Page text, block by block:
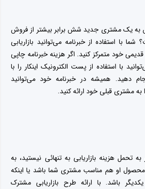
به یک مشتری جدید شش برابر بیشتر از فروش
با استفاده از خبرنامه می‌توانید بازاریابی
خود متمرکز کنید. اگر هزینه خبرنامه چاپی
با استفاده از پست الکترونیک اینکار را با
دهید. همیشه در خبرنامه خود می‌توانید
مشتری قبلی خود ارائه کنید.
تحمل هزینه بازاریابی به تنهائی نیستید، به
او هم مناسب مشتری شما باشد یا اینکه
باشد. با ارائه طرح بازاریابی مشترک